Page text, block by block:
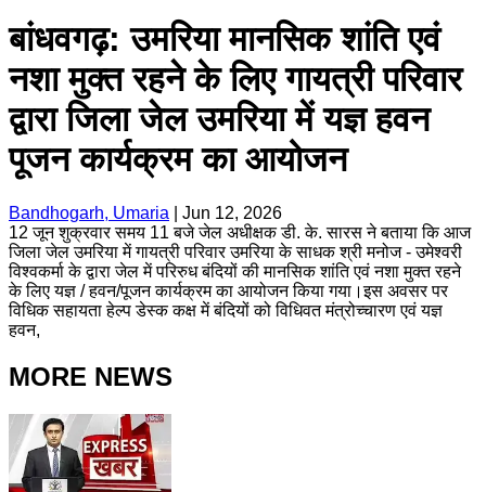
बांधवगढ़: उमरिया मानसिक शांति एवं
नशा मुक्त रहने के लिए गायत्री परिवार
द्वारा जिला जेल उमरिया में यज्ञ हवन
पूजन कार्यक्रम का आयोजन
Bandhogarh, Umaria
Jun 12, 2026
12 जून शुक्रवार समय 11 बजे जेल अधीक्षक डी. के. सारस ने बताया कि आज
जिला जेल उमरिया में गायत्री परिवार उमरिया के साधक श्री मनोज - उमेश्वरी
विश्वकर्मा के द्वारा जेल में परिरुध बंदियों की मानसिक शांति एवं नशा मुक्त रहने
के लिए यज्ञ / हवन/पूजन कार्यक्रम का आयोजन किया गया।इस अवसर पर
विधिक सहायता हेल्प डेस्क कक्ष में बंदियों को विधिवत मंत्रोच्चारण एवं यज्ञ
हवन,
MORE NEWS